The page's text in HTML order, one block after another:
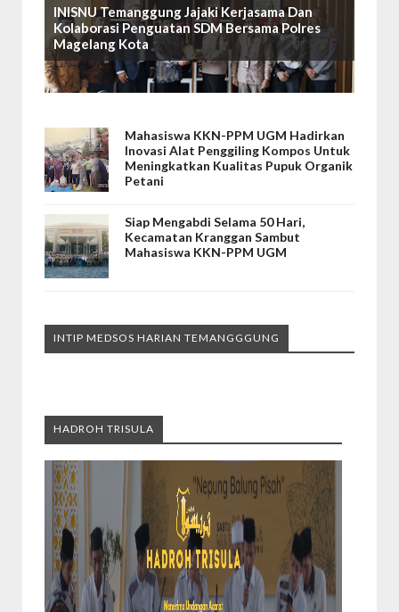
INISNU Temanggung Jajaki Kerjasama Dan
Kolaborasi Penguatan SDM Bersama Polres
Magelang Kota
Mahasiswa KKN-PPM UGM Hadirkan
Inovasi Alat Penggiling Kompos Untuk
Meningkatkan Kualitas Pupuk Organik
Petani
Siap Mengabdi Selama 50 Hari,
Kecamatan Kranggan Sambut
Mahasiswa KKN-PPM UGM
INTIP MEDSOS HARIAN TEMANGGGUNG
HADROH TRISULA